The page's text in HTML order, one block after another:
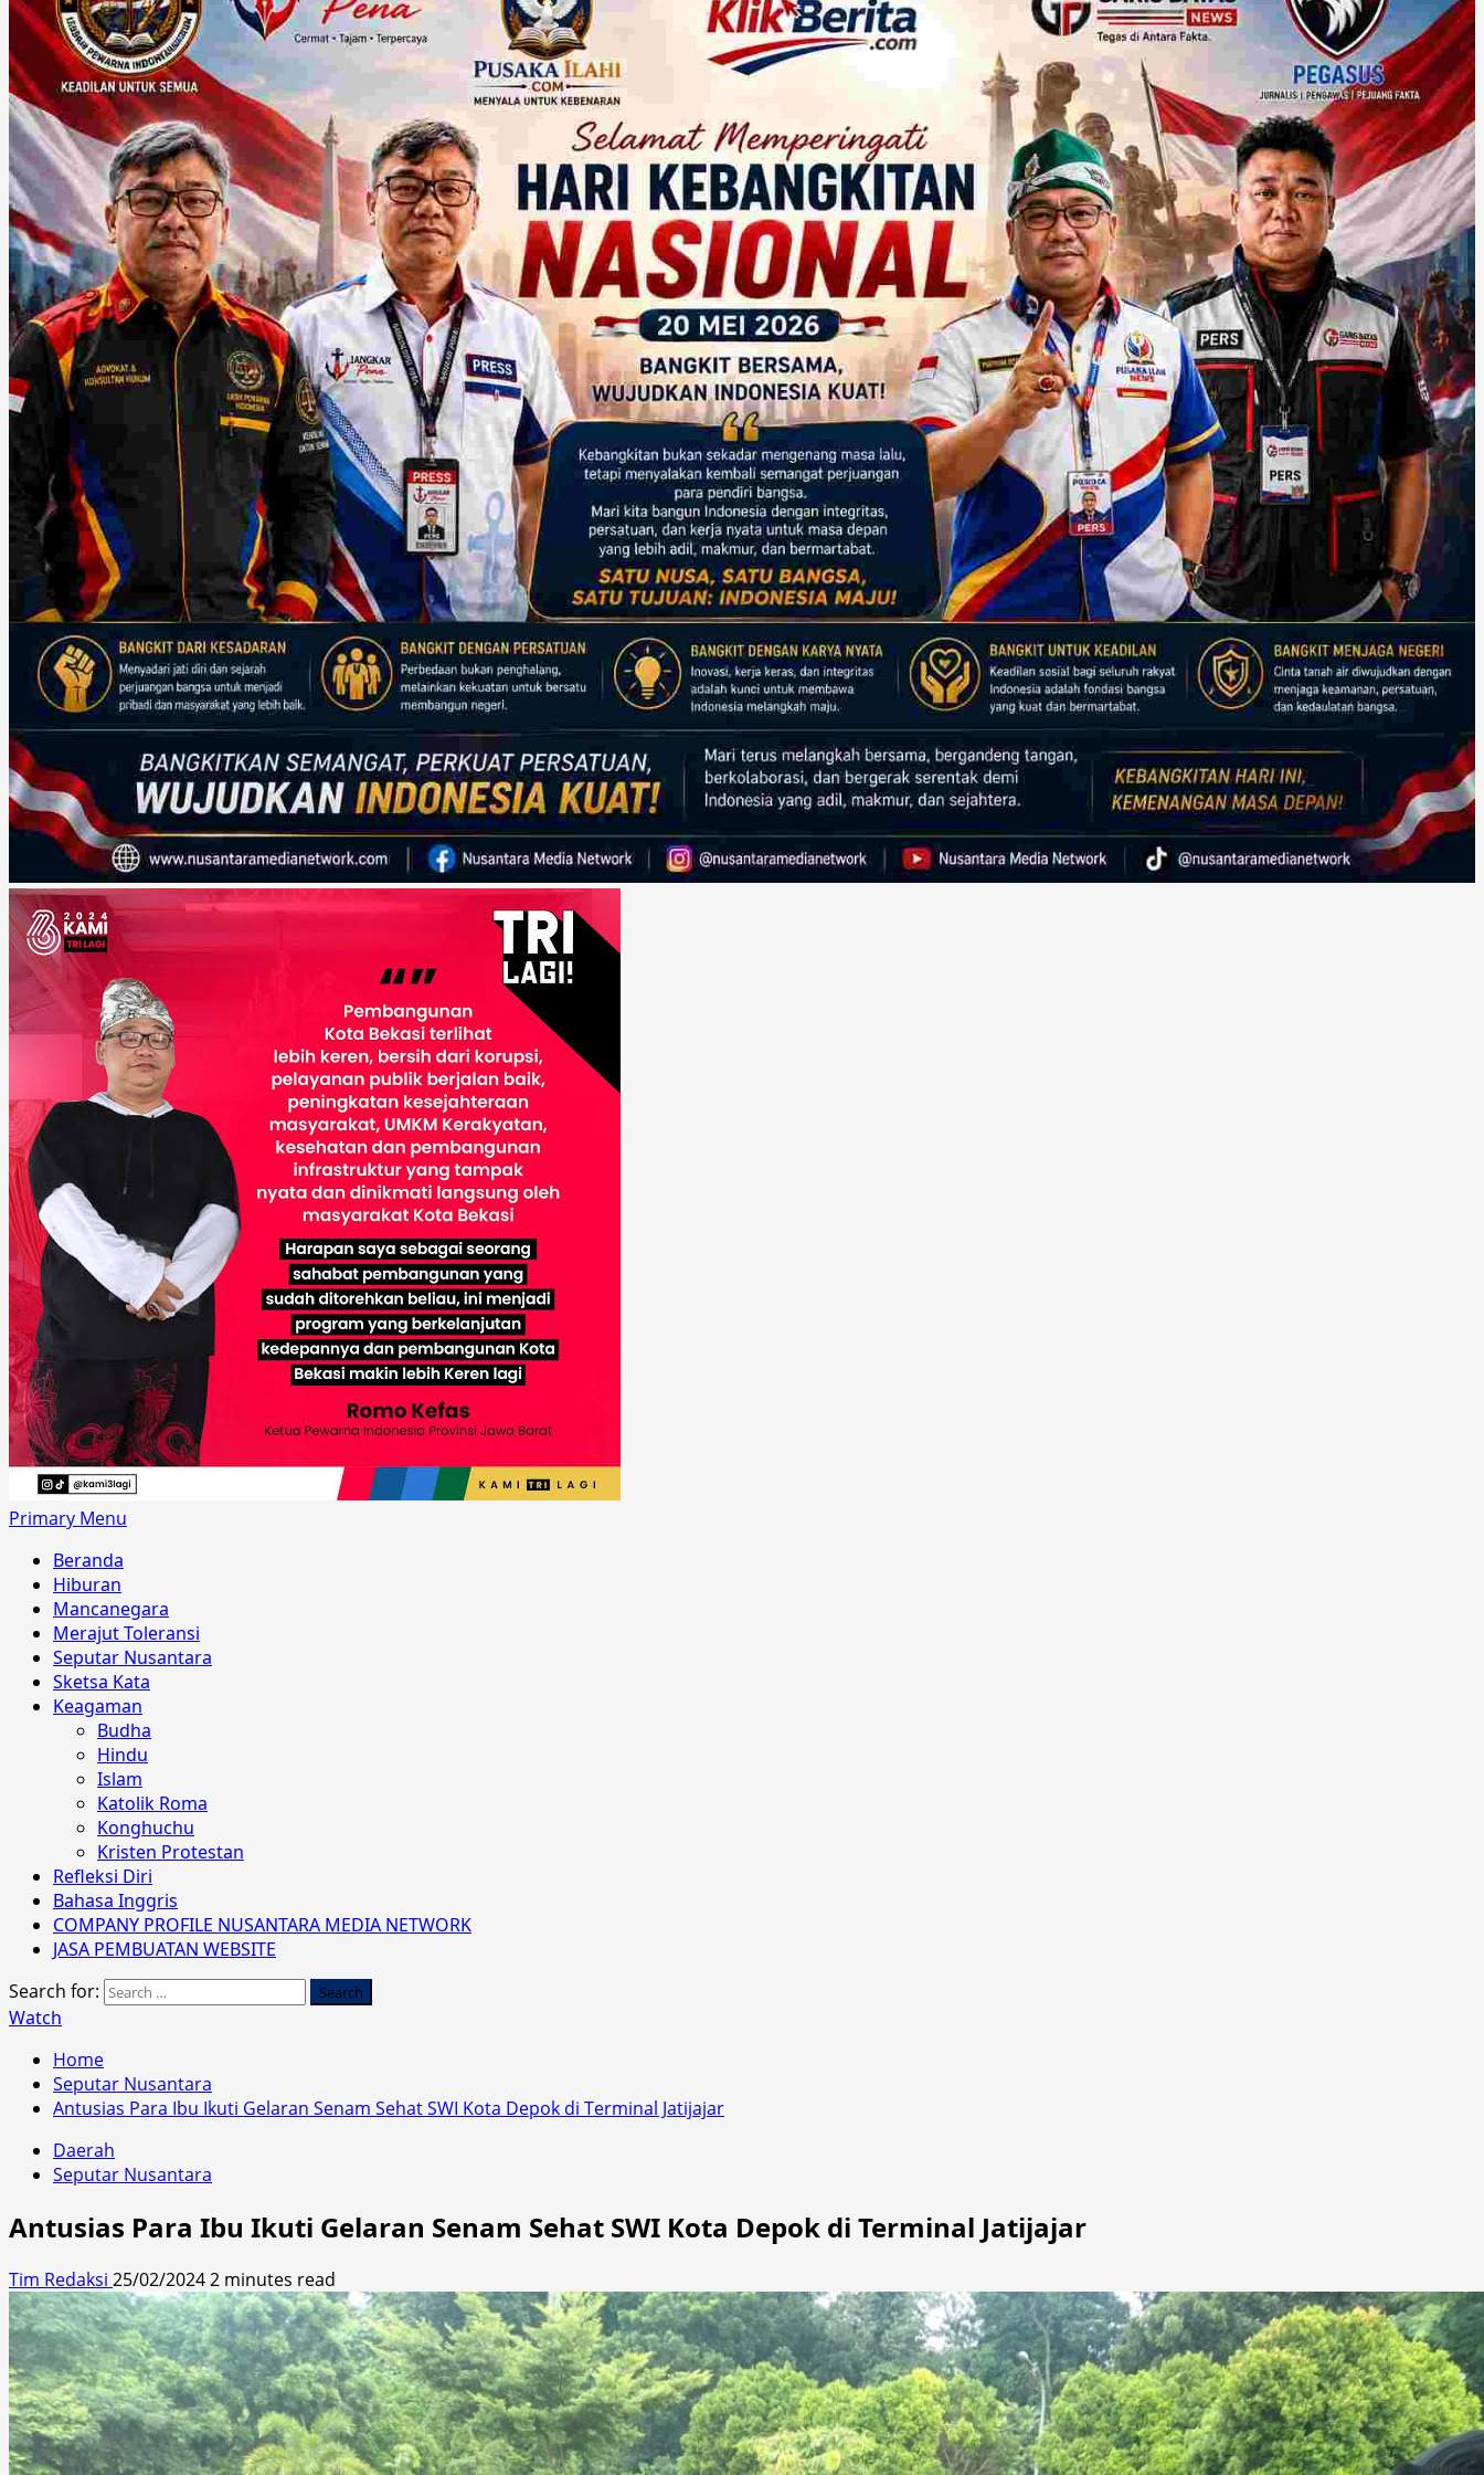
Primary Menu
Beranda
Hiburan
Mancanegara
Merajut Toleransi
Seputar Nusantara
Sketsa Kata
Keagaman
Budha
Hindu
Islam
Katolik Roma
Konghuchu
Kristen Protestan
Refleksi Diri
Bahasa Inggris
COMPANY PROFILE NUSANTARA MEDIA NETWORK
JASA PEMBUATAN WEBSITE
Search for:
Watch
Home
Seputar Nusantara
Antusias Para Ibu Ikuti Gelaran Senam Sehat SWI Kota Depok di Terminal Jatijajar
Daerah
Seputar Nusantara
Antusias Para Ibu Ikuti Gelaran Senam Sehat SWI Kota Depok di Terminal Jatijajar
Tim Redaksi 25/02/20242 minutes read